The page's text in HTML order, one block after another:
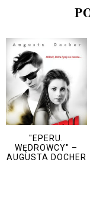
"EPERU.
WĘDROWCY" –
AUGUSTA DOCHER